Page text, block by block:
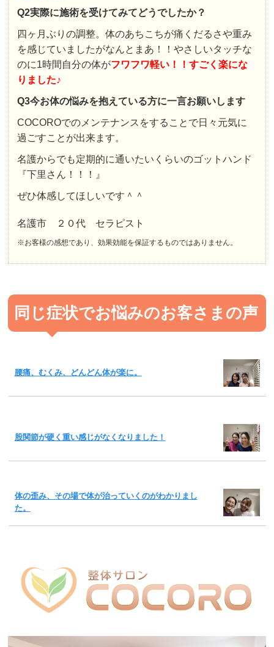
Q2実際に施術を受けてみてどうでしたか？
四ヶ月ぶりの調整。体のあちこちが痛くだるさや重み
を感じていましたがなんとまあ！！やさしいタッチな
のに1時間自分の体がフワフワ軽い！！すごく楽にな
りました♪
Q3今お体の悩みを抱えている方に一言お願いします
COCOROでのメンテナンスをすることで日々元気に
過ごすことが出来ます。
名護からでも定期的に通いたいくらいのゴットハンド
『下里さん！！！』
ぜひ体感してほしいです＾＾
名護市 ２０代 セラピスト
※お客様の感想であり、効果効能を保証するものではありません。
同じ症状でお悩みのお客さまの声
腰痛、むくみ、どんどん体が楽に。
股関節が硬く重い感じがなくなりました！
体の歪み、その場で体が治っていくのがわかりまし
た。